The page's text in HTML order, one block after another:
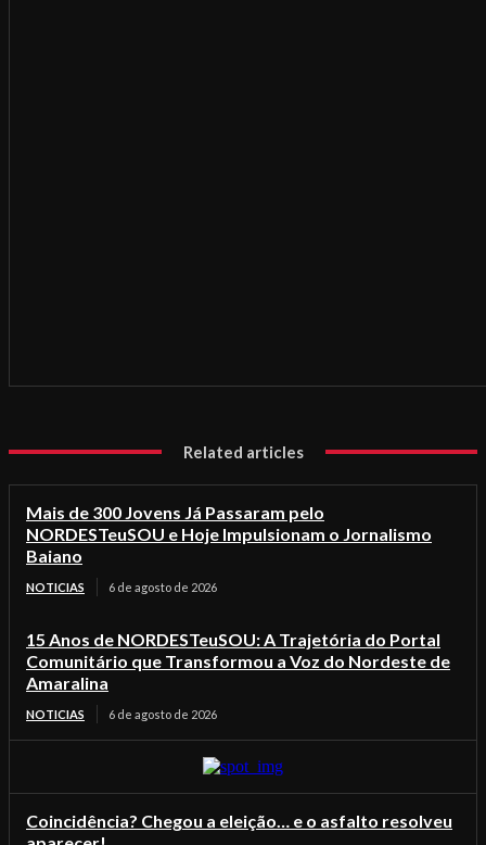
Related articles
Mais de 300 Jovens Já Passaram pelo
NORDESTeuSOU e Hoje Impulsionam o Jornalismo
Baiano
NOTICIAS 6 de agosto de 2026
15 Anos de NORDESTeuSOU: A Trajetória do Portal
Comunitário que Transformou a Voz do Nordeste de
Amaralina
NOTICIAS 6 de agosto de 2026
Coincidência? Chegou a eleição… e o asfalto resolveu